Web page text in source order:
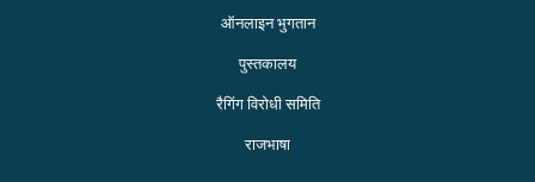
ऑनलाइन भुगतान
पुस्तकालय
रैगिंग विरोधी समिति
राजभाषा